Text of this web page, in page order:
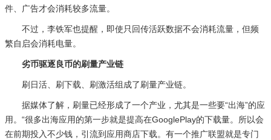
件、广告才会消耗较多流量。
不过，李铁军也提醒，即使只回传活跃数据不会消耗流量，但频
繁自启会消耗电量。
劣币驱逐良币的刷量产业链
刷日活、刷下载、刷激活组成了刷量产业链。
据媒体了解，刷量已经形成了一个产业，尤其是一些要“出海”的应
用。“很多出海应用的第一步就是提高在GooglePlay的下载量。所以会
在前期投入不少钱，引流到应用商店下载。有一个推广联盟就是专门